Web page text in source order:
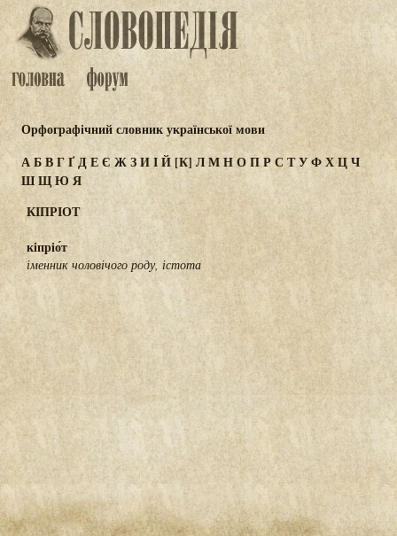
Орфографічний словник української мови
АБВГҐДЕЄ ЖЗИІЙ [К] ЛМНОПР СТУФХЦЧ
ШЩЮЯ
КІПРІОТ
кіпріо́т
іменник чоловічого роду, істота